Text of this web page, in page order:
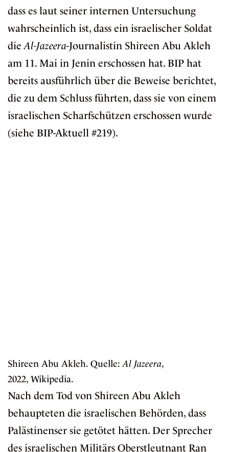
dass es laut seiner internen Untersuchung
wahrscheinlich ist, dass ein israelischer Soldat
dieAl-Jazeera-Journalistin Shireen Abu Akleh
am 11. Mai in Jenin erschossen hat. BIP hat
bereits ausführlich über die Beweise berichtet,
die zu dem Schluss führten, dass sie von einem
israelischen Scharfschützen erschossen wurde
(siehe BIP-Aktuell #219).
Shireen Abu Akleh. Quelle: Al Jazeera,
2022, Wikipedia.
Nach dem Tod von Shireen Abu Akleh
behaupteten die israelischen Behörden, dass
Palästinenser sie getötet hätten. Der Sprecher
des israelischen Militärs Oberstleutnant Ran